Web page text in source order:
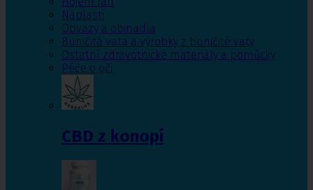
Náplasti
Obvazy a obinadla
Buničitá vata a výrobky z buničité vaty
Ostatní zdravotnické materiály a pomůcky
Péče o oči
CBD z konopí